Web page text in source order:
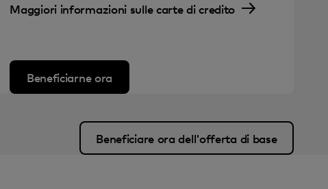
Maggiori informazioni sulle carte di credito
Beneficiarne ora
Beneficiare ora dell'offerta di base